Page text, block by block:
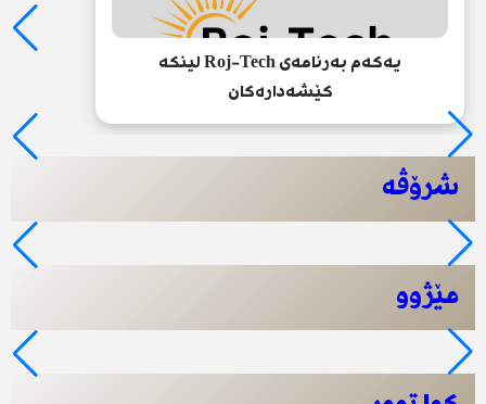
یەکەم بەرنامەی Roj-Tech لینکە
کێشەدارەکان
شرۆڤە
مێژوو